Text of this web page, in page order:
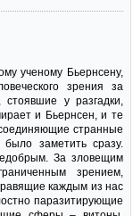
ученому Бьернсену,
зрения за
у разгадки,
и Бьернсен, и те
странные
заметить сразу.
За зловещим
зрением,
каждым из нас
паразитирующие